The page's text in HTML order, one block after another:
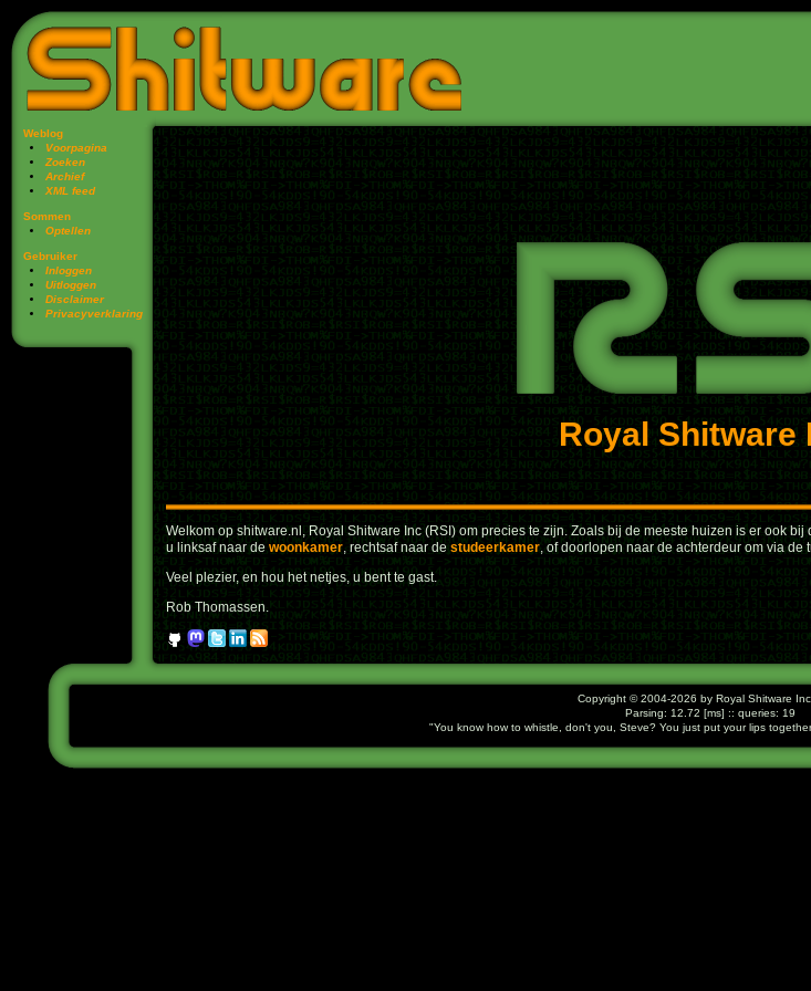
Copyright © 2004-2026 by Royal Shitware
Parsing: 12.72 [ms] :: queries: 19
You know how to whistle, don't you, Steve? You just put your lips
Weblog
Voorpagina
Zoeken
Archief
XML feed
Sommen
Optellen
Gebruiker
Inloggen
Uitloggen
Disclaimer
Privacy­verklaring
Royal Shitware
Welkom op shitware.nl, Royal Shitware Inc (RSI) om precies te zijn. Zoals bij de meeste huizen is er ook
u linksaf naar dewoonkamer, rechtsaf naar destudeerkamer, of doorlopen naar de achterdeur om via de
Veel plezier, en hou het netjes, u bent te gast.
Rob Thomassen.